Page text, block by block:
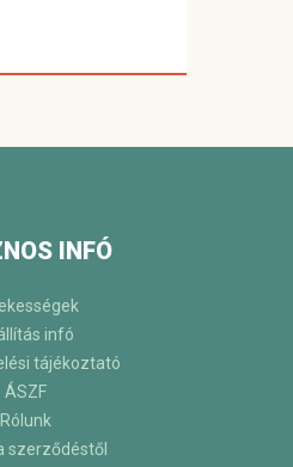
INFÓ
infó
tájékoztató
ÁSZF
Rólunk
szerződéstől